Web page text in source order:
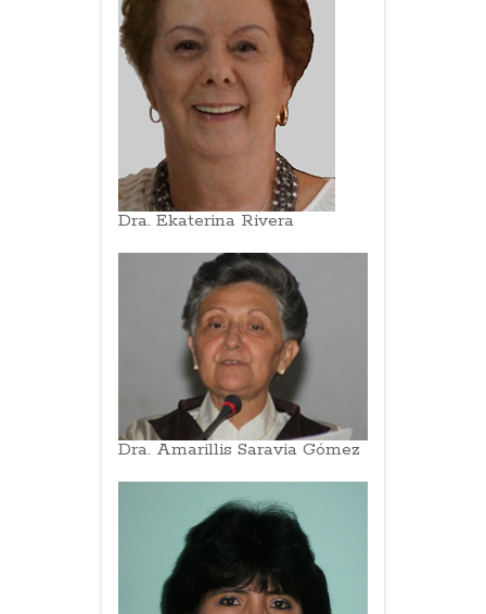
Dra. Ekaterina Rivera
Dra. Amarillis Saravia Gómez